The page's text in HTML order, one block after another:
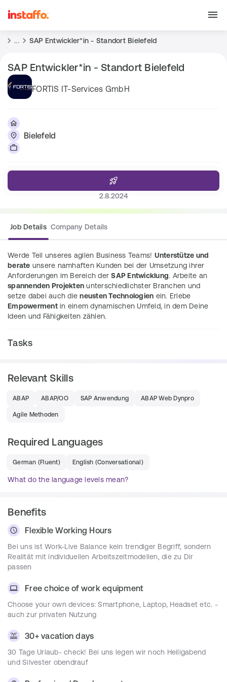
... SAP Entwickler*in - Standort Bielefeld
SAP Entwickler*in - Standort Bielefeld
FORTIS IT-Services GmbH
Bielefeld
2.8.2024
Job Details Company Details
Werde Teil unseres agilen Business Teams! Unterstütze und
berate unsere namhaften Kunden bei der Umsetzung ihrer
Anforderungen im Bereich der SAP Entwicklung
spannenden Projekten unterschiedlichster Branchen und
setze dabei auch die neusten Technologien
Empowerment in einem dynamischen Umfeld, in dem Deine
Ideen und Fähigkeiten zählen.
Tasks
Du erstellst DV-Konzepte und setzt diese
gemeinsam mit dem Team um
ABAP und ABAP OO, sowie Verständnis des SAP
Schnittstellen Technologien (ALE, IDOC,PI, REST)
Applikationen
Freude an lösungsorientierter Kommunikation mit
Kunden und dem Team
eigenverantwortlicher Basis
Nice to have, aber keine Voraussetzung: Erste
Team
Relevant Skills
ABAP ABAP/OO SAP Anwendung ABAP Web Dynpro
Agile Methoden
Required Languages
German (Fluent) English (Conversational )
What do the language levels mean?
Benefits
Flexible Working Hours
Bei uns ist Work-Live Balance kein trendiger Begriff, sondern
Realität mit individuellen Arbeitszeitmodellen, die zu Dir
passen
Free choice of work equipment
Choose your own devices: Smartphone, Laptop, Headset etc. -
auch zur privaten Nutzung
30+ vacation days
30 Tage Urlaub- check! Bei uns legen wir noch Heiligabend
und Silvester obendrauf